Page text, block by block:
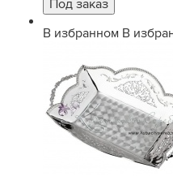
В избранном В